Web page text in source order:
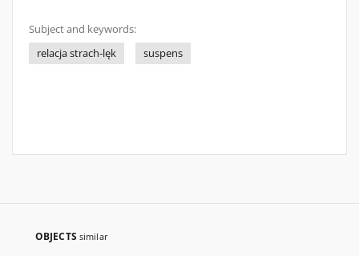
Subject and keywords:
relacja strach-lęk
suspens
OBJECTS similar